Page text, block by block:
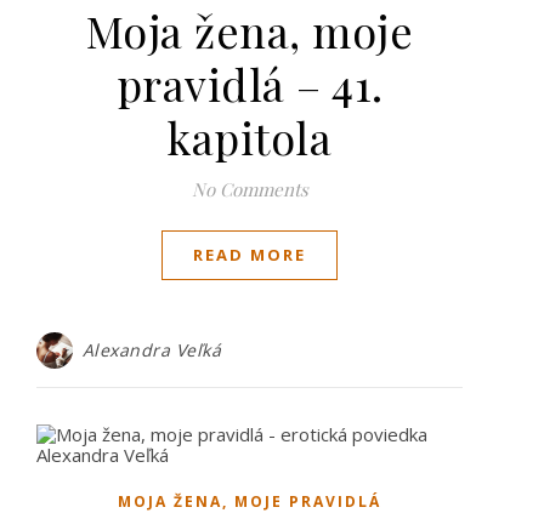
Moja žena, moje
pravidlá – 41.
kapitola
No Comments
READ MORE
Alexandra Veľká
MOJA ŽENA, MOJE PRAVIDLÁ